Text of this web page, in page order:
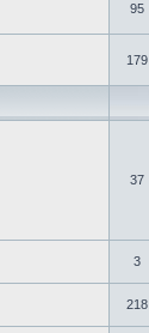
95
179
37
3
218